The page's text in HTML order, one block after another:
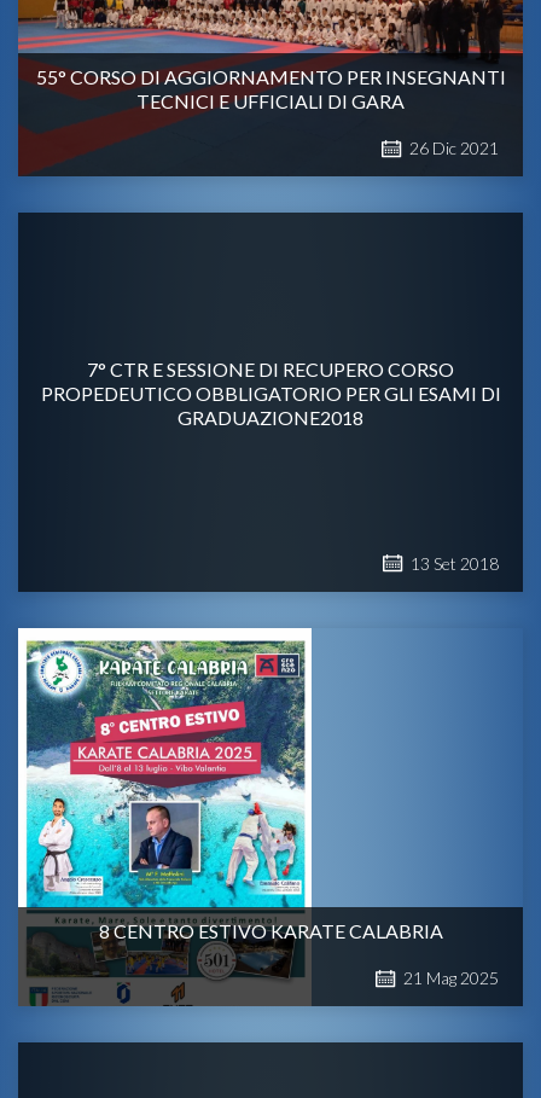
55° CORSO DI AGGIORNAMENTO PER INSEGNANTI
TECNICI E UFFICIALI DI GARA
26 Dic 2021
7° CTR E SESSIONE DI RECUPERO CORSO
PROPEDEUTICO OBBLIGATORIO PER GLI ESAMI DI
GRADUAZIONE2018
13 Set 2018
8 CENTRO ESTIVO KARATE CALABRIA
21 Mag 2025